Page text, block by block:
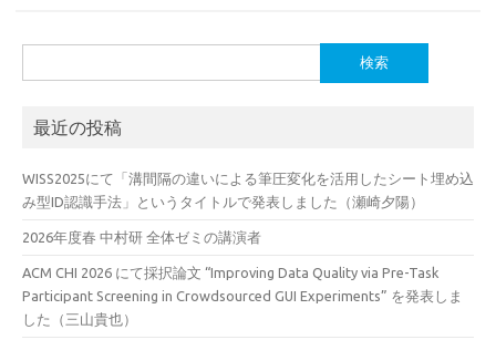
索:
最近の投稿
WISS2025にて「溝間隔の違いによる筆圧変化を活用したシート埋め込
み型ID認識手法」というタイトルで発表しました（瀬崎夕陽）
2026年度春 中村研 全体ゼミの講演者
ACM CHI 2026 にて採択論文 “Improving Data Quality via Pre-Task
Participant Screening in Crowdsourced GUI Experiments” を発表しま
した（三山貴也）